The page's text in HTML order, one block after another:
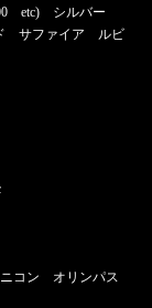
etc) シルバー
サファイア ルビ
コン オリンパス